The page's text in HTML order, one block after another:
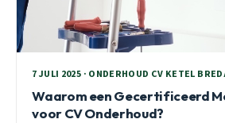
7 JULI 2025 · ONDERHOUD CV KETEL
Waarom een Gecertificeerd
voor CV Onderhoud?